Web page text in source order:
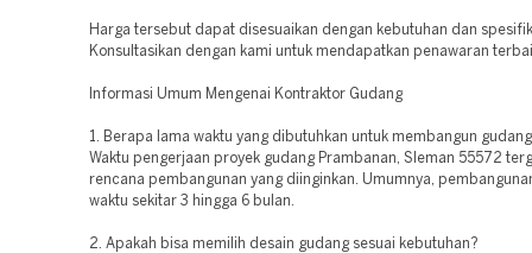
Harga tersebut dapat disesuaikan dengan kebutuhan dan
Konsultasikan dengan kami untuk mendapatkan penawaran
Informasi Umum Mengenai Kontraktor Gudang
1. Berapa lama waktu yang dibutuhkan untuk membangun
Waktu pengerjaan proyek gudang Prambanan, Sleman 55572
rencana pembangunan yang diinginkan. Umumnya,
waktu sekitar 3 hingga 6 bulan.
2. Apakah bisa memilih desain gudang sesuai kebutuhan?